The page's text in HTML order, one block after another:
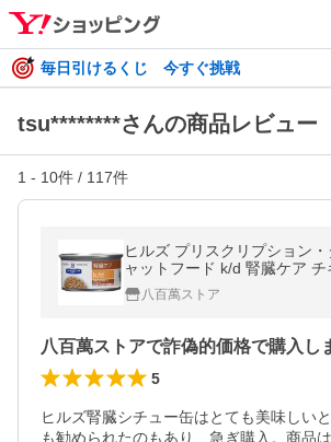
毎日引けるくじ 今すぐ挑戦
tsu********さんの商品レビュー
1 - 10件 / 117件
ヒルズ プリスクリプション
ャットフード k/d 腎臓ケア チ
入りシチュー 82g×6缶
八百萬ストア
5
ヒルズ腎臓シチュー缶はとても美味しい
も勧められたのもあり、急ぎ購入。商品